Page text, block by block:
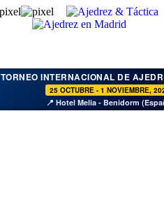
TORNEO INTERNACIONAL DE
25 OCTUBRE - 1 NOVIEMBRE,
📍 Hotel Melia - Benidorm